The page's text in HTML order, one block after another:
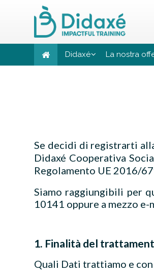
Vai al contenuto principale
Didaxé La nostra
Se decidi di registrarti
Didaxé Cooperativa
Regolamento UE 2016/
Siamo raggiungibili per
10141 oppure a mezzo
1. Finalità del
Quali Dati trattiamo e